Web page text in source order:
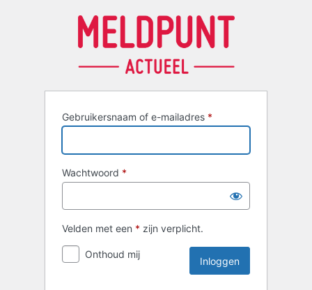
Gebruikersnaam of e-mailadres *
Wachtwoord *
Velden met een * zijn verplicht.
Onthoud mij